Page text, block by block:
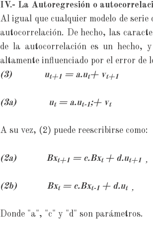
IV.- La Autoregresión o
Al igual que cualquier modelo de
autocorrelación. De hecho, las
de la autocorrelación es un hecho,
altamente influenciado por el error de
(3) ut+1 = a.ut+ vt+1
(3a) ut= a.ut-1;+ vt
A su vez, (2) puede reescribirse como:
(2a) Bxt+1 = c.Bxt + d.ut+1 ,
(2b) Bxt= c.Bxt-1 + d.ut ,
Donde "a", "c" y "d" son parámetros.